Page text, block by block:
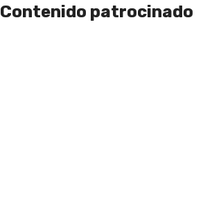
Contenido patrocinado